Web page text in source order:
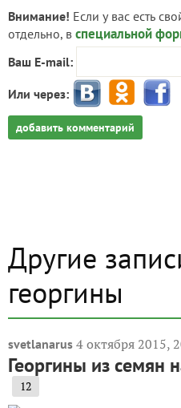
Внимание! Если у вас есть
отдельно, в специальной
Ваш E-mail:
Или через:
добавить комментарий
Другие
георгины
svetlanarus 4 октября 2015,
Георгины из семян
12